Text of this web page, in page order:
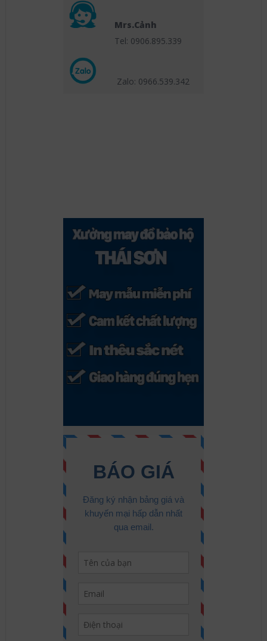
Mrs.Cảnh
Tel: 0906.895.339
Zalo: 0966.539.342